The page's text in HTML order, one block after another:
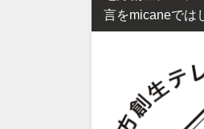
言をmicaneでは